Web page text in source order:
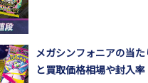
メガシンフォニアの当
と買取価格相場や封入率